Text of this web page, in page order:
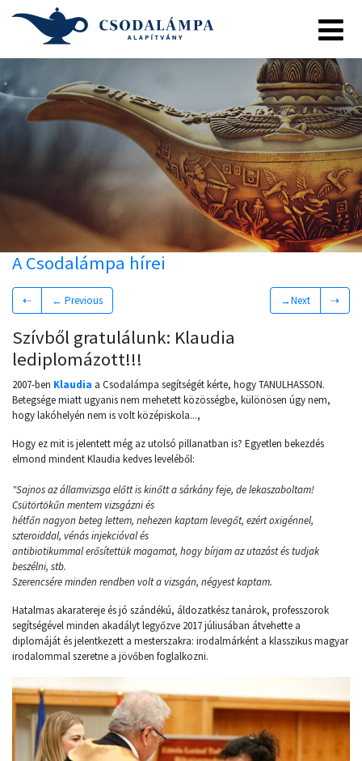
A Csodalámpa hírei
⇠ ← Previous →Next ⇢
Szívből gratulálunk: Klaudia
lediplomázott!!!
2007-ben Klaudia a Csodalámpa segítségét kérte, hogy TANULHASSON.
Betegsége miatt ugyanis nem mehetett közösségbe, különösen úgy nem,
hogy lakóhelyén nem is volt középiskola...,
Hogy ez mit is jelentett még az utolsó pillanatban is? Egyetlen bekezdés
elmond mindent Klaudia kedves leveléből:
"Sajnos az államvizsga előtt is kinőtt a sárkány feje, de lekaszaboltam!
Csütörtökűn mentem vizsgázni és
hétfőn nagyon beteg lettem, nehezen kaptam levegőt, ezért oxigénnel,
szteroiddal, vénás injekcióval és
antibiotikummal erősítettük magamat, hogy bírjam az utazást és tudjak
beszélni, stb.
Szerencsére minden rendben volt a vizsgán, négyest kaptam.
Hatalmas akaratereje és jó szándékú, áldozatkész tanárok, professzorok
segítségével minden akadályt legyőzve 2017 júliusában átvehette a
diplomáját és jelentkezett a mesterszakra: irodalmárként a klasszikus magyar
irodalommal szeretne a jövőben foglalkozni.